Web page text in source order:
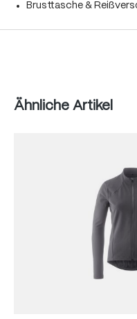
Brusttasche &
Produktgalerie
Ähnliche Artikel